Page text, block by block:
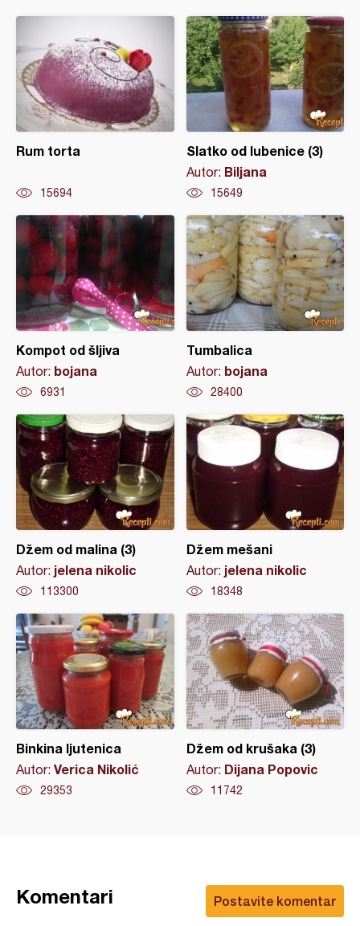
Rum torta
15694
Slatko od lubenice (3)
Autor: Biljana
15649
Kompot od šljiva
Autor: bojana
6931
Tumbalica
Autor: bojana
28400
Džem od malina (3)
Autor: jelena nikolic
113300
Džem mešani
Autor: jelena nikolic
18348
Binkina ljutenica
Autor: Verica Nikolić
29353
Džem od krušaka (3)
Autor: Dijana Popovic
11742
Postavite komentar
Komentari